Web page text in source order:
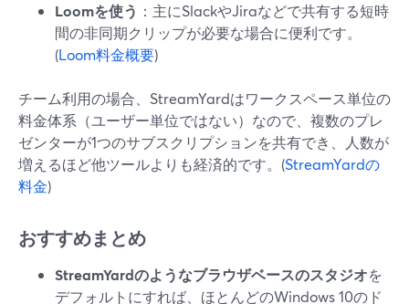
Loomを使う ：主にSlackやJiraなどで共有する短時
間の非同期クリップが必要な場合に便利です。
(Loom料金概要)
チーム利用の場合、StreamYardはワークスペース単位の
料金体系（ユーザー単位ではない）なので、複数のプレ
ゼンターが1つのサブスクリプションを共有でき、人数が
増えるほど他ツールよりも経済的です。(StreamYardの
料金)
おすすめまとめ
StreamYardのようなブラウザベースのスタジオを
デフォルトにすれば、ほとんどのWindows 10のド